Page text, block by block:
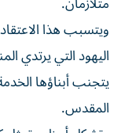
ويتسبب هذا
اليهود التي يرتدي
يتجنب أبناؤها
المقدس.